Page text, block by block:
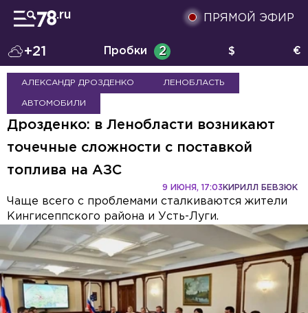
ПРЯМОЙ ЭФИР
+21 Пробки 2 $ €
АЛЕКСАНДР ДРОЗДЕНКО ЛЕНОБЛАСТЬ
АВТОМОБИЛИ
Дрозденко: в Ленобласти возникают
точечные сложности с поставкой
топлива на АЗС
КИРИЛЛ БЕВЗЮК
9 ИЮНЯ, 17:03
Чаще всего с проблемами сталкиваются жители
Кингисеппского района и Усть-Луги.